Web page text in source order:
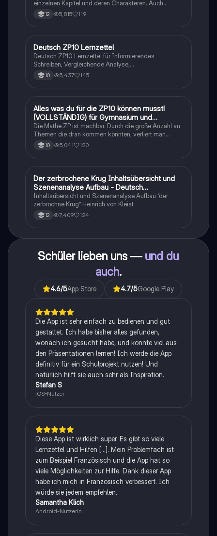
einzelnen Kapitel und deren Charakteren. Auch
tabellarisch. Im Unterricht ohne KI erstellt
12 5,815 119
Deutsch
Deutsch ZP10 Lernzettel
Deutsch ZP10 Lernzettel für Informierendes
Schreiben, Vergleichende Analyse,
Sachtexte/Roman/Gedicht..
10 5,437 145
Mathe
Alles was du für die ZP10 können musst!
(VOLLSTÄNDIG) für Gymnasium und
Realschule
Die Mathe ZP ist machbar. Durch die große Anzahl an
Themen die dran kommen könnten, verliert man
schnell den Überblick. Also habe ich von den kleinsten
Themen bis hin zu den größten alles
10 5,041 120
Deutsch
Der zerbrochene Krug Inhaltsübersicht und
Szenenanalyse Aufbau - Deutsch
Q1/Q2/Abitur
Inhaltsübersicht und Szenenanalyse Aufbau “der
zerbrochne Krug” Heinrich von Kleist
12 7,409 124
Schüler lieben uns — und du
auch.
4.6/5App Store 4.7/5Google Play
Die App ist sehr einfach zu bedienen und gut
gestaltet. Ich habe bisher alles gefunden,
wonach ich gesucht habe, und konnte viel aus
den Präsentationen lernen! Ich werde die App
definitiv für ein Schulprojekt nutzen! Und
natürlich hilft sie auch sehr als Inspiration.
Stefan S
iOS-Nutzer
Diese App ist wirklich super. Es gibt so viele
Lernzettel und Hilfen [...]. Mein Problemfach ist
zum Beispiel Französisch und die App hat so
viele Möglichkeiten zur Hilfe. Dank dieser App
habe ich mich in Französisch verbessert. Ich
würde sie jedem empfehlen.
Samantha Klich
Android-Nutzerin